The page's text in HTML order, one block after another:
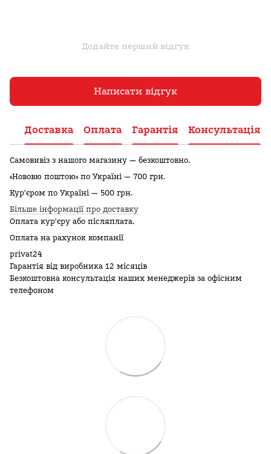
Додайте перший відгук
Написати відгук
Доставка Оплата Гарантія Консультація
Самовивіз з нашого магазину — безкоштовно.
«Нововю поштою» по Україні — 700 грн.
Кур'єром по Україні — 500 грн.
Більше інформації про доставку
Оплата кур'єру або післяплата.
Оплата на рахунок компанії
privat24
Гарантія від виробника 12 місяців
Безкоштовна консультація наших менеджерів за офісним
телефоном